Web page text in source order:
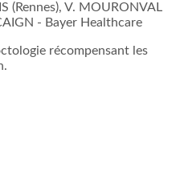
(Rennes), V. MOURONVAL
- Bayer Healthcare
récompensant les